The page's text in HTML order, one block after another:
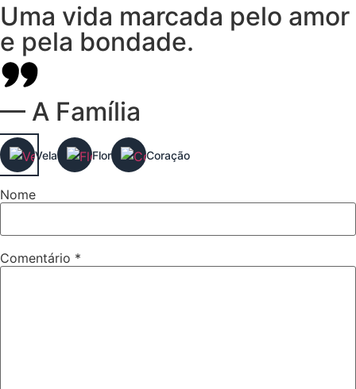
Uma vida marcada pelo amor
e pela bondade.
— A Família
Vela Flor Coração
Nome
Comentário *